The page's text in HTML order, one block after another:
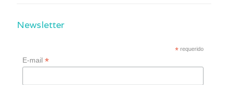
Newsletter
* requerido
E-mail*